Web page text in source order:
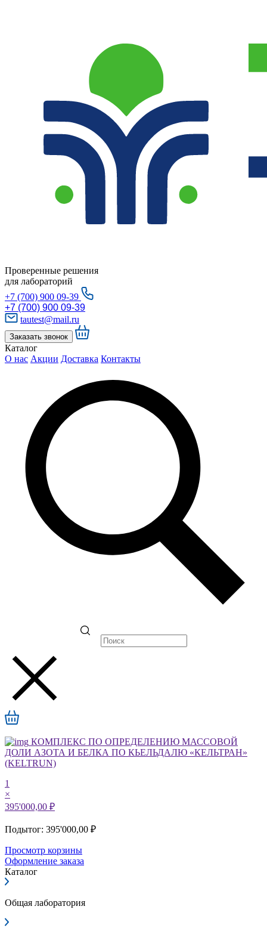
Проверенные решения
для лабораторий
+7 (700) 900 09-39
+7 (700) 900 09-39
tautest@mail.ru
Заказать звонок
Каталог
О нас Акции Доставка Контакты
КОМПЛЕКС ПО ОПРЕДЕЛЕНИЮ МАССОВОЙ
ДОЛИ АЗОТА И БЕЛКА ПО КЬЕЛЬДАЛЮ «КЕЛЬТРАН»
(KELTRUN)
1
×
395'000,00 ₽
Подытог: 395'000,00 ₽
Просмотр корзины
Оформление заказа
Каталог
Общая лаборатория